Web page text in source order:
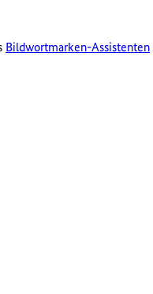
Bildwortmarken-Assistenten